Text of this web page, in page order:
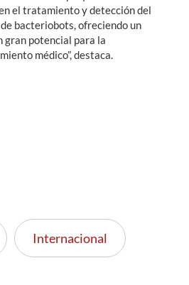
el tratamiento y detección del
bacteriobots, ofreciendo un
potencial para la
médico”, destaca.
Internacional